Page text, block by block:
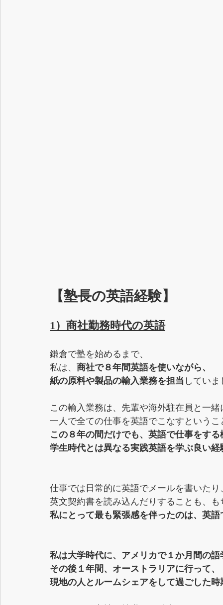
【塾長の英語経験】
1）商社勤務時代の英語
鎌倉で塾を始めるまで、
私は、 商社で８年間英語を使いながら、
紙の原料や製品の輸入業務を担当 してい
この輸入業務は、先輩や海外駐在員と一
一人で全ての仕事を英語でこなすという
この８年の間だけでも、英語で仕事をす
学生時代とは異なる実践英語を学ぶ良い
仕事では日常的に英語でメールを書いたり
英文契約書を読み込んだりすることも、
私にとって最も緊張感を伴ったのは、英
私は大学時代に、アメリカで１か月間の
その後１年間、オーストラリアに行って、
現地の人とルームシェアをして過ごした